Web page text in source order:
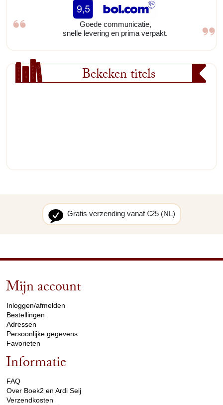
Goede communicatie,
snelle levering en prima verpakt.
Bekeken titels
Gratis verzending vanaf €25 (NL)
Mijn account
Inloggen/afmelden
Bestellingen
Adressen
Persoonlijke gegevens
Favorieten
Informatie
FAQ
Over Boek2 en Ardi Seij
Verzendkosten